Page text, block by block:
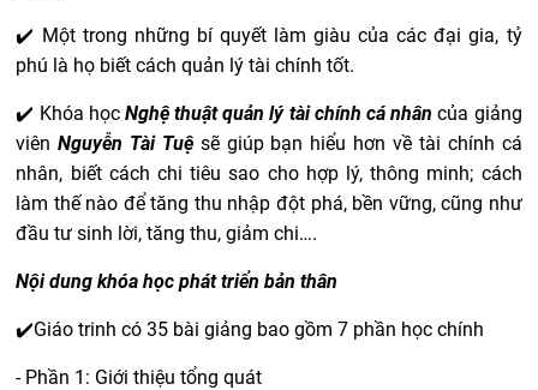
✔️ Một trong những bí quyết làm giàu của các đại gia, tỷ
phú là họ biết cách quản lý tài chính tốt.
✔️ Khóa học Nghệ thuật quản lý tài chính cá nhân của giảng
viên Nguyễn Tài Tuệsẽ giúp bạn hiểu hơn về tài chính cá
nhân, biết cách chi tiêu sao cho hợp lý, thông minh; cách
làm thế nào để tăng thu nhập đột phá, bền vững, cũng như
đầu tư sinh lời, tăng thu, giảm chi….
Nội dung khóa học phát triển bản thân
✔️Giáo trinh có 35 bài giảng bao gồm 7 phần học chính
- Phần 1: Giới thiệu tổng quát